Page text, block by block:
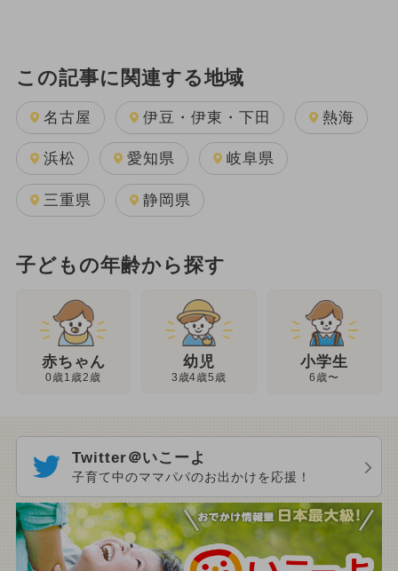
この記事に関連する地域
名古屋 伊豆・伊東・下田 熱海
浜松 愛知県 岐阜県
三重県 静岡県
子どもの年齢から探す
赤ちゃん
0歳1歳2歳
幼児
3歳4歳5歳
小学生
6歳〜
Twitter＠いこーよ
子育て中のママパパのお出かけを応援！